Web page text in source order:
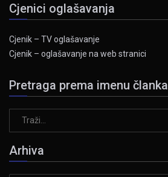
Cjenici oglašavanja
Cjenik – TV oglašavanje
Cjenik – oglašavanje na web stranici
Pretraga prema imenu članka
Arhiva